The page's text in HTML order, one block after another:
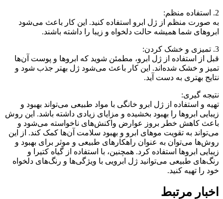
2. استفاده منظم:
به صورت منظم از ژل ابرو استفاده کنید. این کار باعث می‌شود
ابروهای شما همیشه حالت دلخواه و زیبا را داشته باشند.
3. تمیزی و خشک کردن:
قبل از استفاده از ژل ابرو، مطمئن شوید که ابروها و پوست آن‌ها
تمیز و خشک شده‌اند. این کار باعث می‌شود ژل بهتر جذب شود و
نتایج بهتری به دست آید.
نتیجه گیری:
تهیه و استفاده از ژل ابرو خانگی با مواد طبیعی می‌تواند بهبود و
زیبایی ابروها را بهبود بخشیده و مزایای زیادی داشته باشد. این روش
باعث کاهش خطر بروز عوارض واکنش‌های ناخواسته می‌شود و
می‌تواند به تقویت موهای ابرو و بهبود سلامت آن‌ها کمک کند. از این
روش‌ها می‌توان به عنوان راهکارهای طبیعی و موثر برای بهبود و
زیبایی ابروها استفاده کرد. همچنین، با استفاده از گیاه کتیرا و
رنگ‌های طبیعی می‌توانید ژل ابرویی با ویژگی‌ها و رنگ‌های دلخواه
خود را تهیه کنید.
اخبار مرتبط